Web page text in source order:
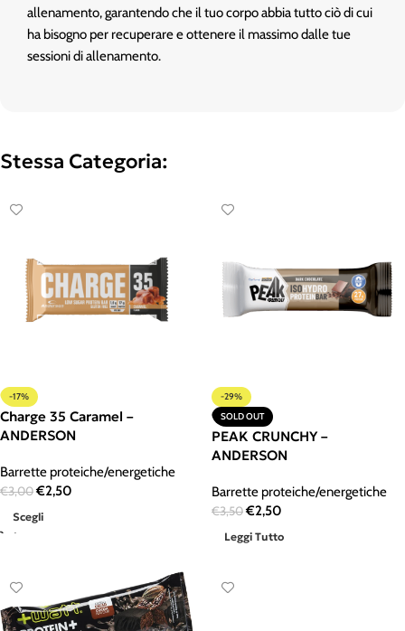
allenamento, garantendo che il tuo corpo abbia tutto ciò di cui
ha bisogno per recuperare e ottenere il massimo dalle tue
sessioni di allenamento.
Stessa Categoria:
-17%
Charge 35 Caramel –
ANDERSON
Barrette proteiche/energetiche
€3,00€2,50
Scegli
-29%
SOLD OUT
PEAK CRUNCHY –
ANDERSON
Barrette proteiche/energetiche
€3,50€2,50
Leggi Tutto